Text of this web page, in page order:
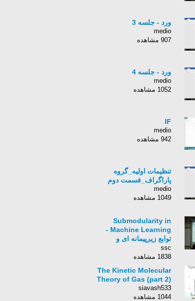
ورد - جلسه 3
medio
907 مشاهده
ورد - جلسه 4
medio
1052 مشاهده
IF
medio
942 مشاهده
تنظیمات اولیه_گروه
پاراگراف_فسمت دوم
medio
1049 مشاهده
Submodularity in
Machine Learning -
توابع زيرپيمانه اى و
كاربرد آنها در يادگيرى
ماشين
ssc
1838 مشاهده
The Kinetic Molecular
Theory of Gas (part 2)
siavash533
1044 مشاهده